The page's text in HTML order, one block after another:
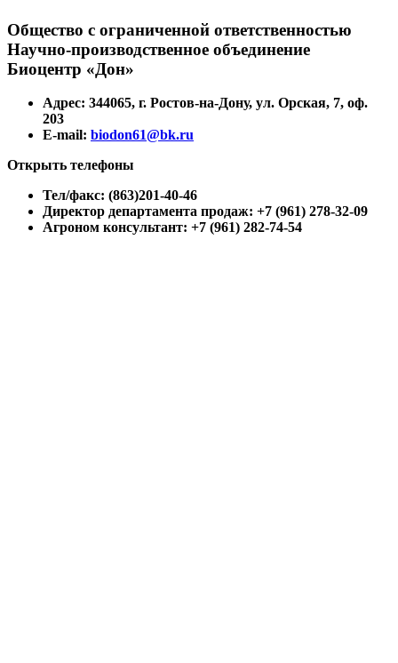
Общество с ограниченной ответственностью
Научно-производственное объединение
Биоцентр «Дон»
Адрес: 344065, г. Ростов-на-Дону, ул. Орская, 7, оф.
203
E-mail: biodon61@bk.ru
Открыть телефоны
Тел/факс: (863)201-40-46
Директор департамента продаж: +7 (961) 278-32-09
Агроном консультант: +7 (961) 282-74-54